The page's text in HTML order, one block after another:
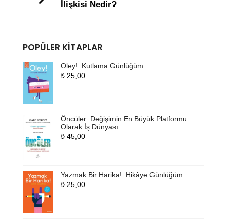
İlişkisi Nedir?
POPÜLER KITAPLAR
Oley!: Kutlama Günlüğüm
₺25,00
Öncüler: Değişimin En Büyük Platformu
Olarak İş Dünyası
₺45,00
Yazmak Bir Harika!: Hikâye Günlüğüm
₺25,00